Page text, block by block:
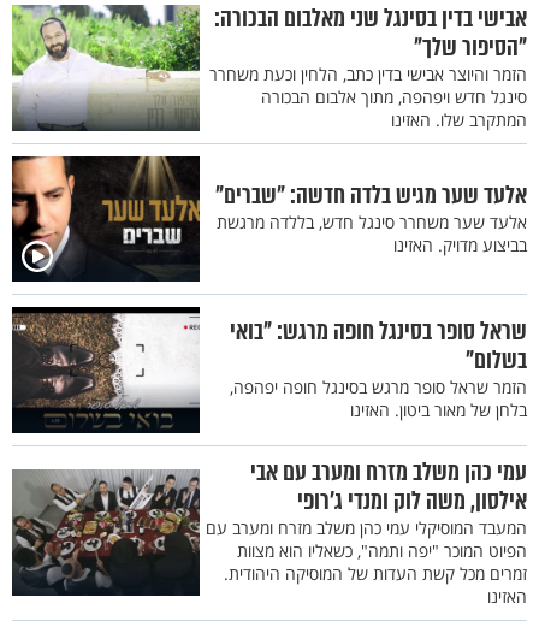
אבישי בדין בסינגל שני מאלבום הבכורה:
"הסיפור שלך"
הזמר והיוצר אבישי בדין כתב, הלחין וכעת משחרר
סינגל חדש ויפהפה, מתוך אלבום הבכורה
המתקרב שלו. האזינו
אלעד שער מגיש בלדה חדשה: "שברים"
אלעד שער משחרר סינגל חדש, בללדה מרגשת
בביצוע מדויק. האזינו
שראל סופר בסינגל חופה מרגש: "בואי
בשלום"
הזמר שראל סופר מרגש בסינגל חופה יפהפה,
בלחן של מאור ביטון. האזינו
עמי כהן משלב מזרח ומערב עם אבי
אילסון, משה לוק ומנדי ג’רופי
המעבד המוסיקלי עמי כהן משלב מזרח ומערב עם
הפיוט המוכר "יפה ותמה", כשאליו הוא מצוות
זמרים מכל קשת העדות של המוסיקה היהודית.
האזינו